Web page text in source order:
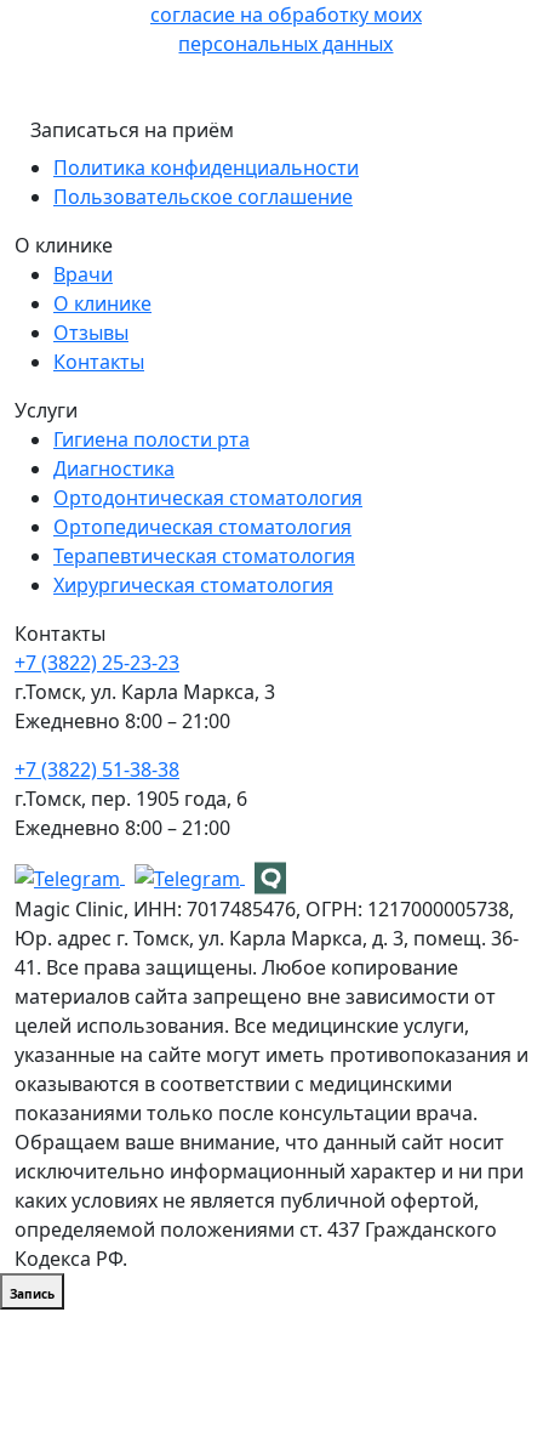
согласие на обработку моих
персональных данных
Записаться на приём
Политика конфиденциальности
Пользовательское соглашение
О клинике
Врачи
О клинике
Отзывы
Контакты
Услуги
Гигиена полости рта
Диагностика
Ортодонтическая стоматология
Ортопедическая стоматология
Терапевтическая стоматология
Хирургическая стоматология
Контакты
+7 (3822) 25-23-23
г.Томск, ул. Карла Маркса, 3
Ежедневно 8:00 – 21:00
+7 (3822) 51-38-38
г.Томск, пер. 1905 года, 6
Ежедневно 8:00 – 21:00
Magic Clinic, ИНН: 7017485476, ОГРН: 1217000005738,
Юр. адрес г. Томск, ул. Карла Маркса, д. 3, помещ. 36-
41. Все права защищены. Любое копирование
материалов сайта запрещено вне зависимости от
целей использования. Все медицинские услуги,
указанные на сайте могут иметь противопоказания и
оказываются в соответствии с медицинскими
показаниями только после консультации врача.
Обращаем ваше внимание, что данный сайт носит
исключительно информационный характер и ни при
каких условиях не является публичной офертой,
определяемой положениями ст. 437 Гражданского
Кодекса РФ.
Запись